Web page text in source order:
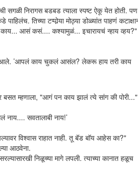
सगळी निरागस बडबड त्याला स्पष्ट ऐकू येत होती. पण
तिच्या टप्पोर्‍या मोठ्या डोळ्यांत पाहणं
आसं कसं.... कश्यामुळं... इचारायचं न्हाय व्हय?"
आले. ’आपलं काय चुकलं आसंल? लेकरू हाय तरी काय
म्हणाला, "आगं पन काय झालं त्ये सांग की पोरी..."
नाय.... सवतालाबी नाय!’
विश्वास राहात नाही. तू बॅड बॉय आहेस का?"
आठवेना.
निळूच्या मागे लपली. त्याच्या कानात हळूच